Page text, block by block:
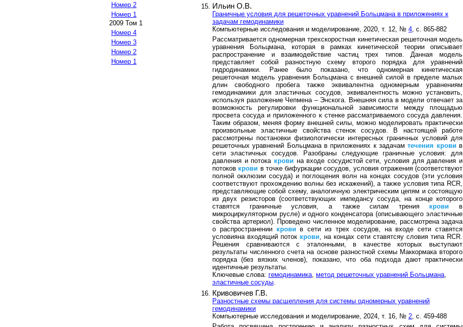
Номер 2
Номер 1
2009 Том 1
Номер 4
Номер 3
Номер 2
Номер 1
Ильин О.В.
Граничные условия для решеточных уравнений Больцмана в приложениях к
задачам гемодинамики
Компьютерные исследования и моделирование, 2020, т. 12, № 4 , с. 865-882
Рассматривается одномерная трехскоростная кинетическая решеточная модель
уравнения Больцмана, которая в рамках кинетической теории описывает
распространение и взаимодействие частиц трех типов. Данная модель
представляет собой разностную схему второго порядка для уравнений
гидродинамики. Ранее было показано, что одномерная кинетическая
решеточная модель уравнения Больцмана с внешней силой в пределе малых
длин свободного пробега также эквивалентна одномерным уравнениям
гемодинамики для эластичных сосудов, эквивалентность можно установить,
используя разложение Чепмена – Энскога. Внешняя сила в модели отвечает за
возможность регулировки функциональной зависимости между площадью
просвета сосуда и приложенного к стенке рассматриваемого сосуда давления.
Таким образом, меняя форму внешней силы, можно моделировать практически
произвольные эластичные свойства стенок сосудов. В настоящей работе
рассмотрены постановки физиологически интересных граничных условий для
решеточных уравнений Больцмана в приложениях к задачамтечения крови в
сети эластичных сосудов. Разобраны следующие граничные условия: для
давления и потока крови на входе сосудистой сети, условия для давления и
потоков крови в точке бифуркации сосудов, условия отражения (соответствуют
полной окклюзии сосуда) и поглощения волн на концах сосудов (эти условия
соответствуют прохождению волны без искажений), а также условия типа RCR,
представляющие собой схему, аналогичную электрическим цепям и состоящую
из двух резисторов (соответствующих импедансу сосуда, на конце которого
ставятся граничные условия, а также силам трения крови в
микроциркуляторном русле) и одного конденсатора (описывающего эластичные
свойства артериол). Проведено численное моделирование, рассмотрена задача
о распространении крови в сети из трех сосудов, на входе сети ставятся
условияна входящий поток крови , на концах сети ставятсяу словия типа RCR.
Решения сравниваются с эталонными, в качестве которых выступают
результаты численного счета на основе разностной схемы Маккормака второго
порядка (без вязких членов), показано, что оба подхода дают практически
идентичные результаты.
Ключевые слова: гемодинамика метод решеточных уравнений Больцмана
эластичные сосуды
Кривовичев Г.В.
Разностные схемы расщепления для системы одномерных уравнений
гемодинамики
Компьютерные исследования и моделирование, 2024, т. 16, № 2, с. 459-488